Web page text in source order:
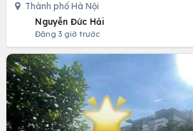
Thành phố Hà Nội
Nguyễn Đức Hải
Đăng 3 giờ trước